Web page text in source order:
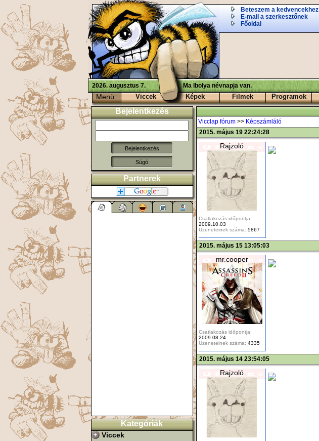
Beteszem a kedvencekhez
E-mail a szerkesztőnek
Főoldal
2026. augusztus 7. Ma Ibolya névnapja van.
Menü: Viccek Képek Filmek Programok
Bejelentkezés
Súgó
Partnerek
Kategóriák
Viccek
Vicclap fórum>> Képszámláló
2015. május 19 22:24:28
Rajzoló
Csatlakozás időpontja:
2009.10.03
Üzeneteinek száma: 5867
2015. május 15 13:05:03
mr.cooper
Csatlakozás időpontja:
2009.08.24
Üzeneteinek száma: 4335
2015. május 14 23:54:05
Rajzoló